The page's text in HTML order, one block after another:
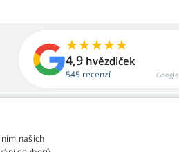
4,9 hvězdiček
545 recenzí Google
našich